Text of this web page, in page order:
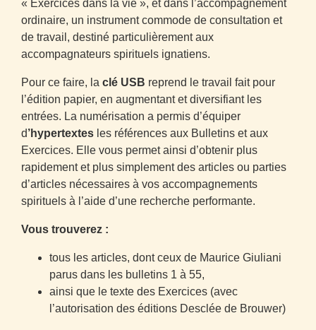
« Exercices dans la vie », et dans l’accompagnement
ordinaire, un instrument commode de consultation et
de travail, destiné particulièrement aux
accompagnateurs spirituels ignatiens.
Pour ce faire, la clé USB reprend le travail fait pour
l’édition papier, en augmentant et diversifiant les
entrées. La numérisation a permis d’équiper
d’hypertextes les références aux Bulletins et aux
Exercices. Elle vous permet ainsi d’obtenir plus
rapidement et plus simplement des articles ou parties
d’articles nécessaires à vos accompagnements
spirituels à l’aide d’une recherche performante.
Vous trouverez :
tous les articles, dont ceux de Maurice Giuliani
parus dans les bulletins 1 à 55,
ainsi que le texte des Exercices (avec
l’autorisation des éditions Desclée de Brouwer)